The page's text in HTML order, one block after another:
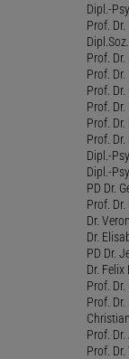
Dipl.-
Prof.
Prof.
Prof.
Prof.
Prof.
Prof.
Prof.
Dipl.-
Dipl.-
PD Dr.
Prof.
Dr.
Dr.
PD Dr.
Dr.
Prof.
Prof.
Prof.
Prof.